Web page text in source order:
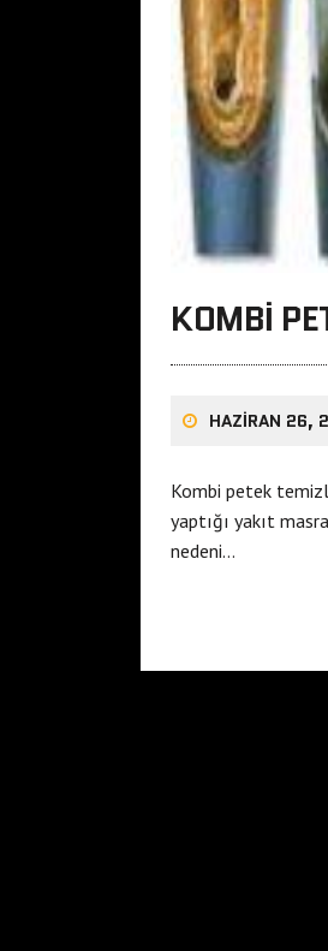
KOMBI
HAZIRAN 26,
Kombi petek
yaptığı yakıt
nedeni…